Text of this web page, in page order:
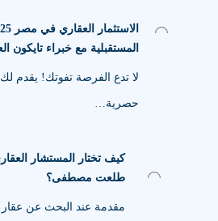
المستقبلية مع خبراء تايكون
لا تدع الفرصة تفوتك! يقدم
حصرية…
كيف تختار المستشار
طلعت مصطفى؟
مقدمة عند البحث عن